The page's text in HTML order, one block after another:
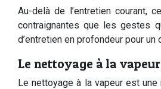
Au-delà de l’entretien courant,
contraignantes que les gestes
d’entretien en profondeur pour
Le nettoyage à la vapeur
Le nettoyage à la vapeur est